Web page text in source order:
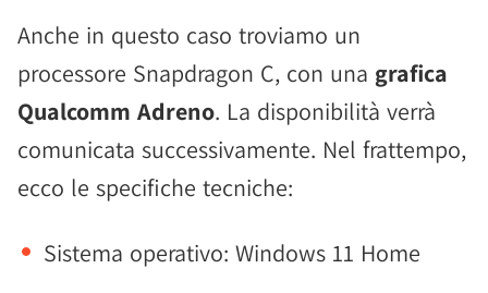
Anche in questo caso troviamo un
processore Snapdragon C, con una grafica
Qualcomm Adreno. La disponibilità verrà
comunicata successivamente. Nel frattempo,
ecco le specifiche tecniche:
Sistema operativo: Windows 11 Home